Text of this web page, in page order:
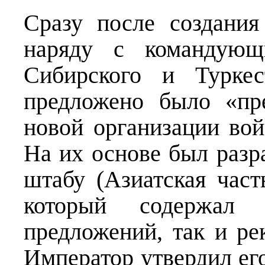
Сразу после
наряду с
Сибирского и
предложено было
новой организации
На их основе был
штабу (Азиатская
который содержал
предложений, так и
Император утвердил